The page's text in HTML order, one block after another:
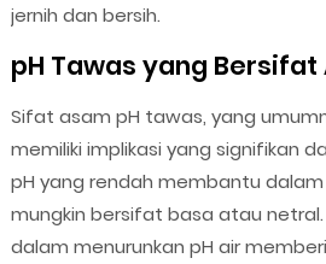
jernih dan bersih.
pH Tawas yang Bersifat
Sifat asam pH tawas, yang
memiliki implikasi yang signifikan
pH yang rendah membantu
mungkin bersifat basa atau
dalam menurunkan pH air